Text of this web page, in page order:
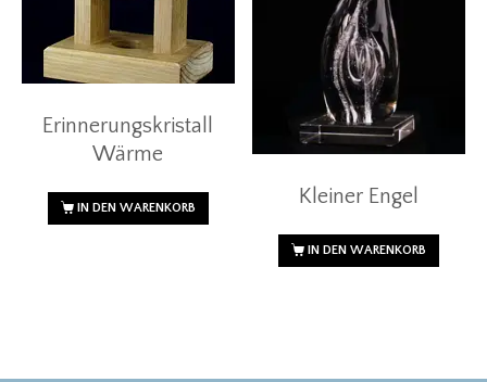
Erinnerungskristall
Wärme
IN DEN WARENKORB Kleiner Engel
IN DEN WARENKORB